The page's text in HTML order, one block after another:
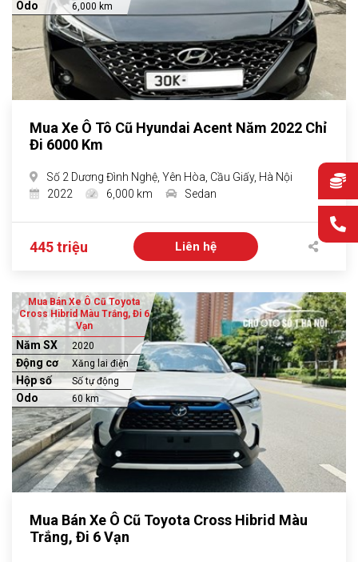
Odo 6,000 km
Mua Xe Ô Tô Cũ Hyundai Acent Năm 2022 Chỉ
Đi 6000 Km
Số 2 Dương Đình Nghệ, Yên Hòa, Cầu Giấy, Hà Nội
2022
6,000 km Sedan
445 triệu Liên hệ
Mua Bán Xe Ô Cũ Toyota
Cross Hibrid Màu Trắng, Đi 6
Vạn
Năm SX 2020
Động cơ Xăng lai điện
Hộp số Số tự động
Odo 60 km
Mua Bán Xe Ô Cũ Toyota Cross Hibrid Màu
Trắng, Đi 6 Vạn